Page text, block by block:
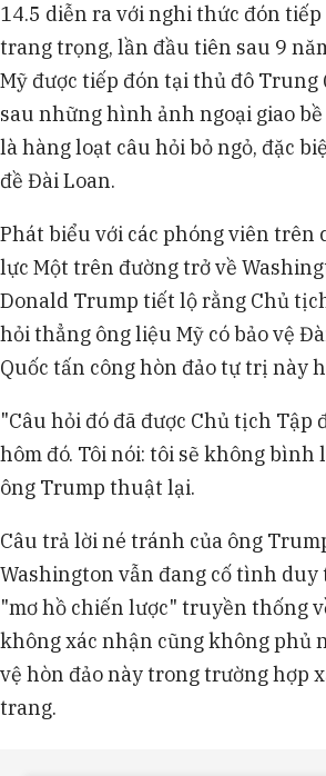
phản bác chính thức.
Ông Tập Cận Bình cảnh báo
Thucydides" và nguy cơ xung đột
Loan bị xử lý sai, nhấn mạnh tầm
nó đối với chính trường Trung
Về kinh tế, Trung Quốc cam
tỷ USD nông sản Mỹ mỗi năm
chiến lược".
14.5 diễn ra với nghi thức đón tiếp
trang trọng, lần đầu tiên sau 9
Mỹ được tiếp đón tại thủ đô Trung
sau những hình ảnh ngoại giao
là hàng loạt câu hỏi bỏ ngỏ, đặc
đề Đài Loan.
Phát biểu với các phóng viên trên
lực Một trên đường trở về
Donald Trump tiết lộ rằng Chủ
hỏi thẳng ông liệu Mỹ có bảo vệ
Quốc tấn công hòn đảo tự trị này
"Câu hỏi đó đã được Chủ tịch Tập
hôm đó. Tôi nói: tôi sẽ không bình
ông Trump thuật lại.
Câu trả lời né tránh của ông
Washington vẫn đang cố tình
"mơ hồ chiến lược" truyền thống
không xác nhận cũng không phủ
vệ hòn đảo này trong trường hợp
trang.